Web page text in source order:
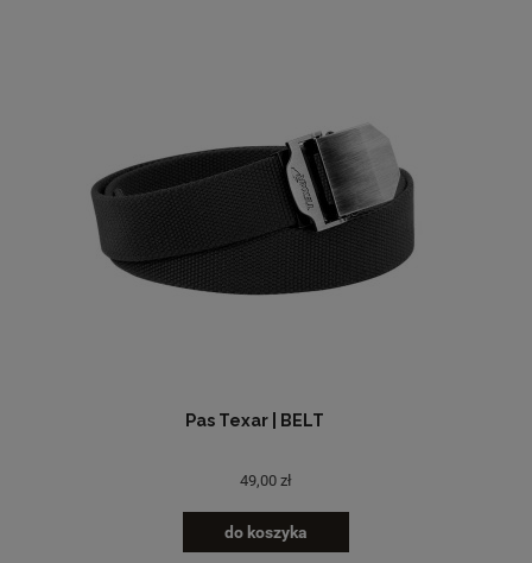
Pas Texar | BELT
49,00 zł
do koszyka